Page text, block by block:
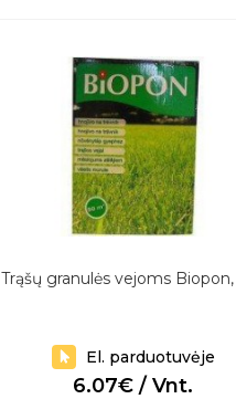
Trąšų granulės vejoms Biopon,
El. parduotuvėje
6.07€ / Vnt.